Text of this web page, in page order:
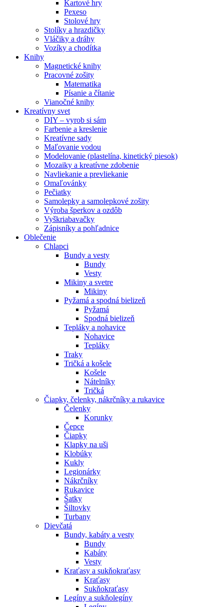
Kartové hry
Pexeso
Stolové hry
Stolíky a hrazdičky
Vláčiky a dráhy
Vozíky a chodítka
Knihy
Magnetické knihy
Pracovné zošity
Matematika
Písanie a čítanie
Vianočné knihy
Kreatívny svet
DIY – vyrob si sám
Farbenie a kreslenie
Kreatívne sady
Maľovanie vodou
Modelovanie (plastelína, kinetický piesok)
Mozaiky a kreatívne zdobenie
Navliekanie a prevliekanie
Omaľovánky
Pečiatky
Samolepky a samolepkové zošity
Výroba šperkov a ozdôb
Vyškriabavačky
Zápisníky a pohľadnice
Oblečenie
Chlapci
Bundy a vesty
Bundy
Vesty
Mikiny a svetre
Mikiny
Pyžamá a spodná bielizeň
Pyžamá
Spodná bielizeň
Tepláky a nohavice
Nohavice
Tepláky
Traky
Tričká a košele
Košele
Nátelníky
Tričká
Čiapky, čelenky, nákrčníky a rukavice
Čelenky
Korunky
Čepce
Čiapky
Klapky na uši
Klobúky
Kukly
Legionárky
Nákrčníky
Rukavice
Šatky
Šiltovky
Turbany
Dievčatá
Bundy, kabáty a vesty
Bundy
Kabáty
Vesty
Kraťasy a sukňokraťasy
Kraťasy
Sukňokraťasy
Legíny a sukňolegíny